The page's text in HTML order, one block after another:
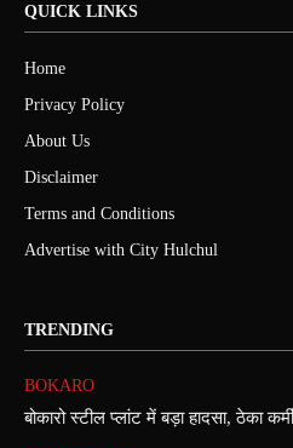
QUICK LINKS
Home
Privacy Policy
About Us
Disclaimer
Terms and Conditions
Advertise with City Hulchul
TRENDING
BOKARO
बोकारो स्टील प्लांट में बड़ा हादसा, ठेका